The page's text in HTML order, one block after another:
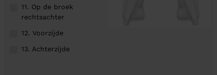
11. Op de broek
rechtsachter
12. Voorzijde
13. Achterzijde